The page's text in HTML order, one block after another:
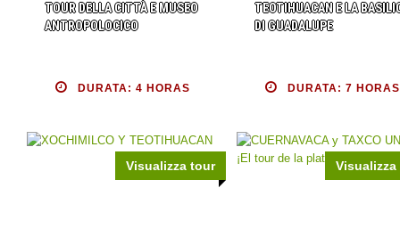
TOUR DELLA CITTÀ E MUSEO
ANTROPOLOCICO
DURATA: 4 HORAS
TEOTIHUACAN E LA
DI GUADALUPE
DURATA: 7 HORAS
Visualizza tour